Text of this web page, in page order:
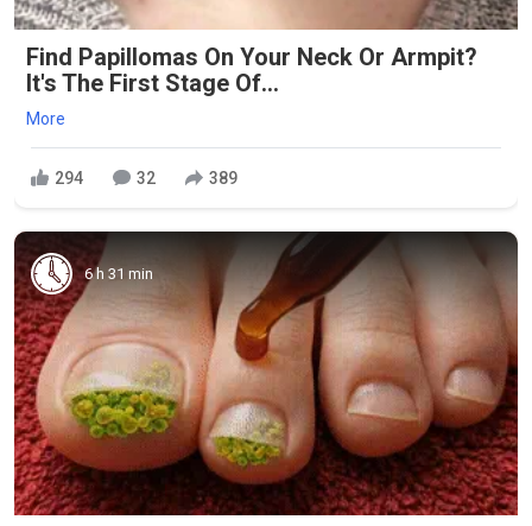
Find Papillomas On Your Neck Or Armpit?
It's The First Stage Of...
More
294 32 389
6 h 31 min